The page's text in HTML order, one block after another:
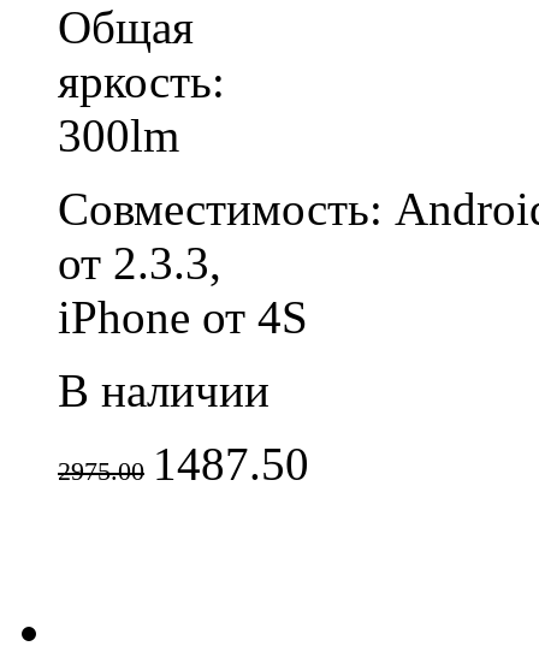
Общая
яркость:
300lm
Совместимость:
от 2.3.3,
iPhone от 4S
В наличии
2975.00 1487.50